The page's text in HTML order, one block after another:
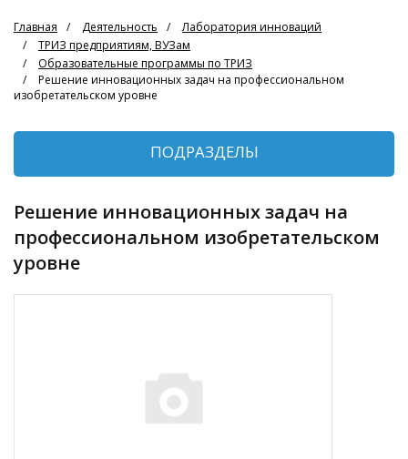
Главная Деятельность
Лаборатория инноваций
ТРИЗ предприятиям, ВУЗам
Образовательные программы по ТРИЗ
Решение инновационных задач на профессиональном
изобретательском уровне
ПОДРАЗДЕЛЫ
Решение инновационных задач на
профессиональном изобретательском
уровне